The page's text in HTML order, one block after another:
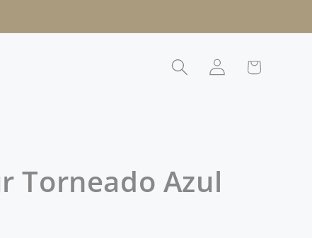
Fazer
login
Carrinho
Torneado Azul